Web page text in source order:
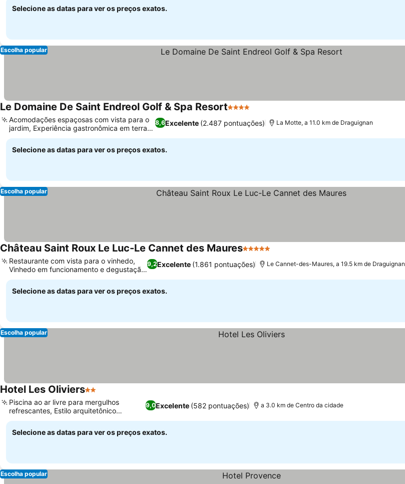
Selecione as datas para ver os preços exatos.
Escolha popular
Le Domaine De Saint Endreol Golf & Spa Resort4 Estrelas
8,6Excelente (2.487 pontuações)
Acomodações espaçosas com vista para o
jardim, Experiência gastronômica em terraço
panorâmico
La Motte, a 11.0 km de Draguignan
Selecione as datas para ver os preços exatos.
Escolha popular
Château Saint Roux Le Luc-Le Cannet des Maures5 Estrelas
9,2Excelente (1.861 pontuações)
Restaurante com vista para o vinhedo,
Vinhedo em funcionamento e degustação
de vinhos
Le Cannet-des-Maures, a 19.5 km de Draguignan
Selecione as datas para ver os preços exatos.
Escolha popular
Hotel Les Oliviers2 Estrelas
9,0Excelente (582 pontuações)
Piscina ao ar livre para mergulhos
refrescantes, Estilo arquitetônico
provençal charmoso
a 3.0 km de Centro da cidade
Selecione as datas para ver os preços exatos.
Escolha popular